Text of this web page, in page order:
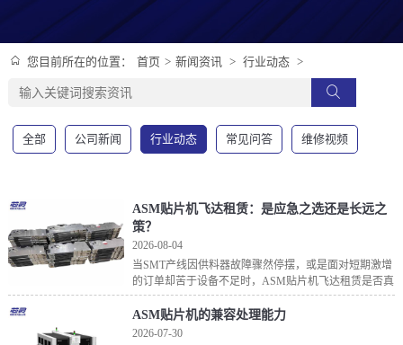
您目前所在的位置： 首页 > 新闻资讯 > 行业动态 >
全部 公司新闻 行业动态 常见问答 维修视频
ASM贴片机飞达租赁：是应急之选还是长远之
策？
2026-08-04
当SMT产线因供料器故障骤然停摆，或是面对短期激增
的订单却苦于设备不足时，ASM贴片机飞达租赁是否真
的能成为破局的关键？在设备投入与生产弹性之间，
ASM贴片机飞达租赁究竟是权衡利弊后的明智选择，还
是仅
ASM贴片机的兼容处理能力
2026-07-30